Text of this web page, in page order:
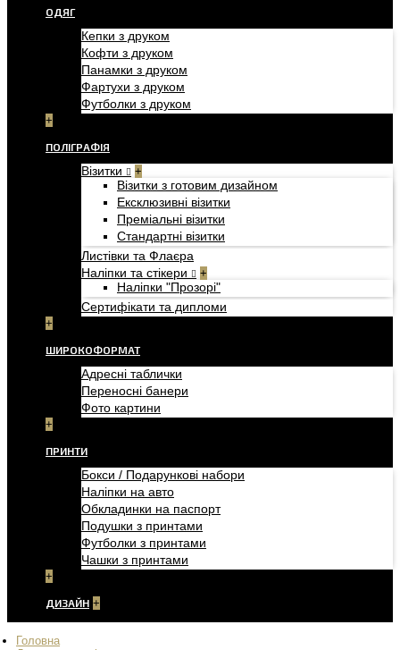
ОДЯГ
Кепки з друком
Кофти з друком
Панамки з друком
Фартухи з друком
Футболки з друком
+
ПОЛІГРАФІЯ
Візитки +
Візитки з готовим дизайном
Ексклюзивні візитки
Преміальні візитки
Стандартні візитки
Листівки та Флаєра
Наліпки та стікери
+
Наліпки "Прозорі"
Сертифікати та дипломи
+
ШИРОКОФОРМАТ
Адресні таблички
Переносні банери
Фото картини
+
ПРИНТИ
Бокси / Подарункові набори
Наліпки на авто
Обкладинки на паспорт
Подушки з принтами
Футболки з принтами
Чашки з принтами
+
ДИЗАЙН +
Головна